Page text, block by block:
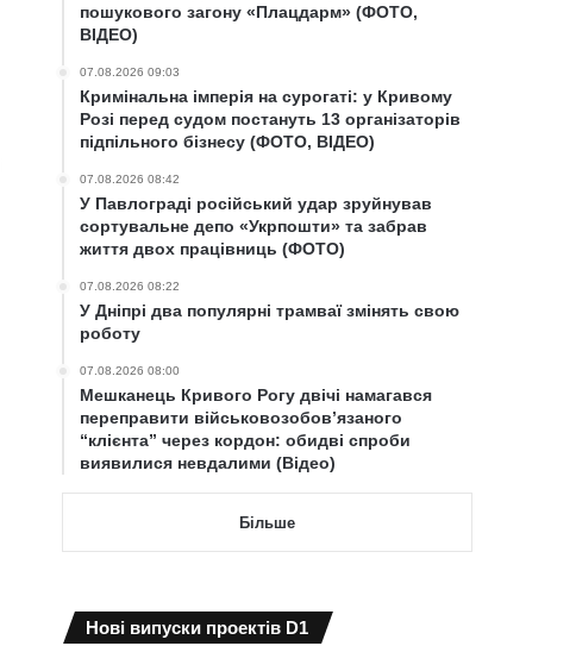
пошукового загону «Плацдарм» (ФОТО,
ВІДЕО)
07.08.2026 09:03
Кримінальна імперія на сурогаті: у Кривому
Розі перед судом постануть 13 організаторів
підпільного бізнесу (ФОТО, ВІДЕО)
07.08.2026 08:42
У Павлограді російський удар зруйнував
сортувальне депо «Укрпошти» та забрав
життя двох працівниць (ФОТО)
07.08.2026 08:22
У Дніпрі два популярні трамваї змінять свою
роботу
07.08.2026 08:00
Мешканець Кривого Рогу двічі намагався
переправити військовозобов’язаного
“клієнта” через кордон: обидві спроби
виявилися невдалими (Відео)
Більше
Нові випуски проектів D1